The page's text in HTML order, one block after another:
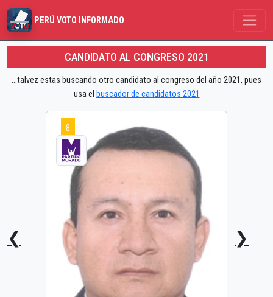
PERÚ VOTO INFORMADO
CANDIDATO AL CONGRESO 2021
...talvez estas buscando otro candidato al congreso del año 2021, pues
usa el buscador de candidatos 2021
❮
8
❯